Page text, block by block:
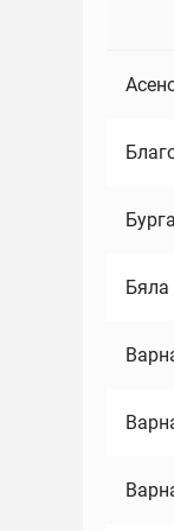
Бяла